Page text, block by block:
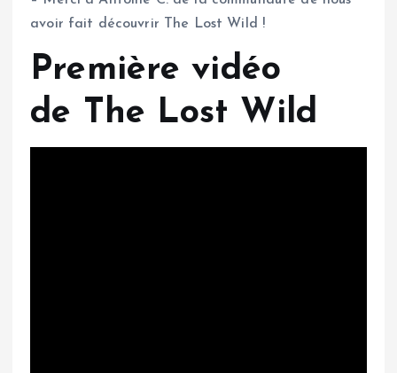
avoir fait découvrir The Lost Wild !
Première vidéo
de The Lost Wild